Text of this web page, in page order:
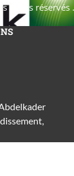
droits réservés .